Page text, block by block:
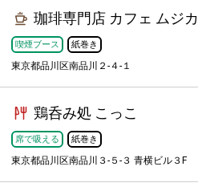
珈琲専門店 カフェ ムジカ
喫煙ブース 紙巻き
東京都品川区南品川２-４-１
鶏呑み処 こっこ
席で吸える 紙巻き
東京都品川区南品川３-５-３ 青横ビル３F